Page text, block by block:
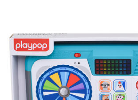
รถของเล่น, รถบรรทุกของเล่น
และรีโมทบังคับ
กิจกรรมและงานคราฟท์
ตุ๊กตาและของสะสม
LEGOเลโก้
Blokees บล็อคคีส์
Zuru ซูรู
8~11 ปี
12~14 ปี
14+ ปี